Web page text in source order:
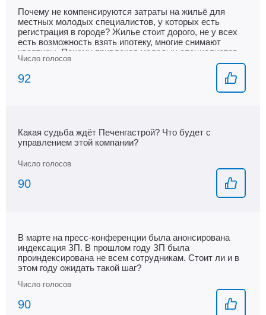
Почему не компенсируются затраты на жильё для
местных молодых специалистов, у которых есть
регистрация в городе? Жилье стоит дорого, не у всех
есть возможность взять ипотеку, многие снимают
квартиры. Почему привлекая молодых специалистов
из других регионов вы не хотите удержать своих
молодых специалистов?
92
Какая судьба ждёт Печенгастрой? Что будет с
управлением этой компании?
90
В марте на пресс-конференции была анонсирована
индексация ЗП. В прошлом году ЗП была
проиндексирована не всем сотрудникам. Стоит ли и в
этом году ожидать такой шаг?
90